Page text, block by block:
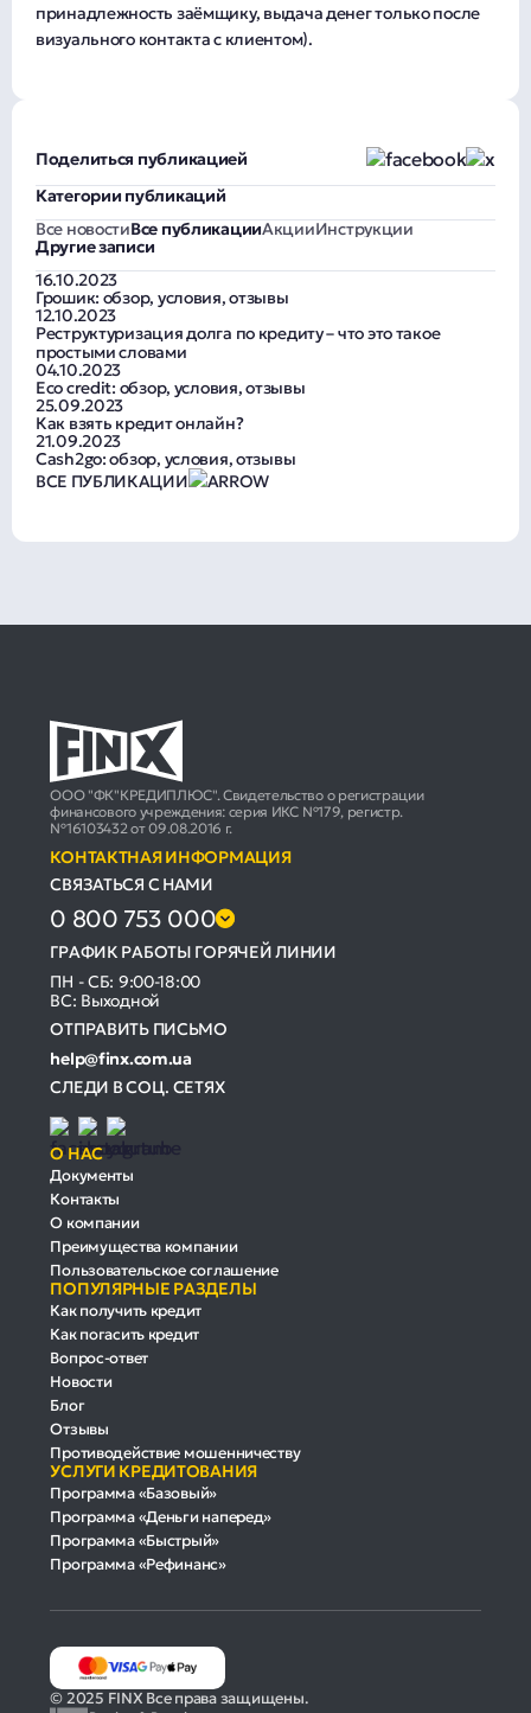
принадлежность заёмщику, выдача денег только после
визуального контакта с клиентом).
Поделиться публикацией
Категории публикаций
Все новостиВсе публикацииАкцииИнструкции
Другие записи
16.10.2023
Грошик: обзор, условия, отзывы
12.10.2023
Реструктуризация долга по кредиту – что это такое
простыми словами
04.10.2023
Eco credit: обзор, условия, отзывы
25.09.2023
Как взять кредит онлайн?
21.09.2023
Cash2go: обзор, условия, отзывы
ВСЕ ПУБЛИКАЦИИ
ООО "ФК"КРЕДИПЛЮС". Свидетельство о регистрации
финансового учреждения: серия ИКС №179, регистр.
№16103432 от 09.08.2016 г.
КОНТАКТНАЯ ИНФОРМАЦИЯ
СВЯЗАТЬСЯ С НАМИ
0 800 753 000
ГРАФИК РАБОТЫ ГОРЯЧЕЙ ЛИНИИ
ПН - СБ: 9:00-18:00
ВС: Выходной
ОТПРАВИТЬ ПИСЬМО
help@finx.com.ua
СЛЕДИ В СОЦ. СЕТЯХ
О НАС
Документы
Контакты
О компании
Преимущества компании
Пользовательское соглашение
ПОПУЛЯРНЫЕ РАЗДЕЛЫ
Как получить кредит
Как погасить кредит
Вопрос-ответ
Новости
Блог
Отзывы
Противодействие мошенничеству
УСЛУГИ КРЕДИТОВАНИЯ
Программа «Базовый»
Программа «Деньги наперед»
Программа «Быстрый»
Программа «Рефинанс»
© 2025 FINX Все права защищены.